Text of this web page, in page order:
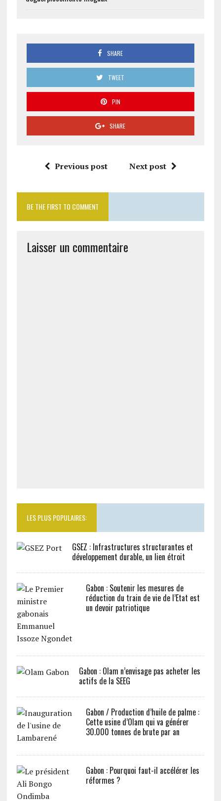
SHARE
TWEET
PIN
SHARE
Previous post Next post
BE THE FIRST TO COMMENT
Laisser un commentaire
LES PLUS POPULAIRES:
GSEZ : Infrastructures structurantes et
développement durable, un lien étroit
Gabon : Soutenir les mesures de
réduction du train de vie de l’Etat est
un devoir patriotique
Gabon : Olam n’envisage pas acheter les
actifs de la SEEG
Gabon / Production d’huile de palme :
Cette usine d’Olam qui va générer
30.000 tonnes de brute par an
Gabon : Pourquoi faut-il accélérer les
réformes ?